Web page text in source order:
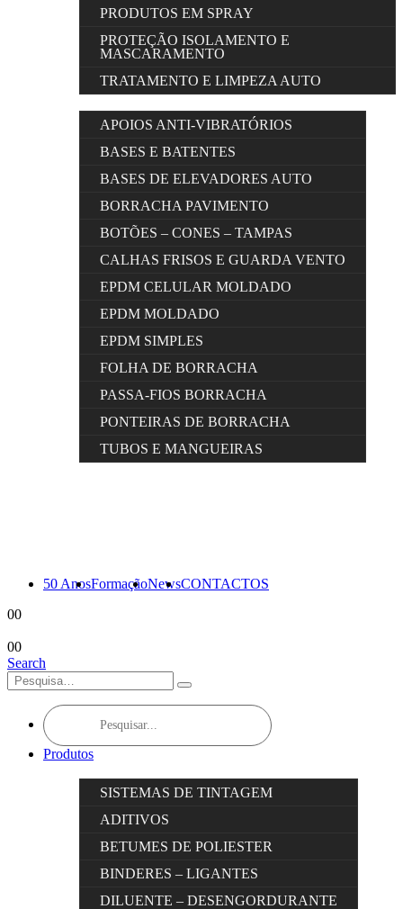
PRODUTOS EM SPRAY
PROTEÇÃO ISOLAMENTO E
MASCARAMENTO
TRATAMENTO E LIMPEZA AUTO
APOIOS ANTI-VIBRATÓRIOS
BASES E BATENTES
BASES DE ELEVADORES AUTO
BORRACHA PAVIMENTO
BOTÕES – CONES – TAMPAS
CALHAS FRISOS E GUARDA VENTO
EPDM CELULAR MOLDADO
EPDM MOLDADO
EPDM SIMPLES
FOLHA DE BORRACHA
PASSA-FIOS BORRACHA
PONTEIRAS DE BORRACHA
TUBOS E MANGUEIRAS
50 AnosFormaçãoNewsCONTACTOS
00
00
Search
Products
search
Produtos
SISTEMAS DE TINTAGEM
ADITIVOS
BETUMES DE POLIESTER
BINDERES – LIGANTES
DILUENTE – DESENGORDURANTE